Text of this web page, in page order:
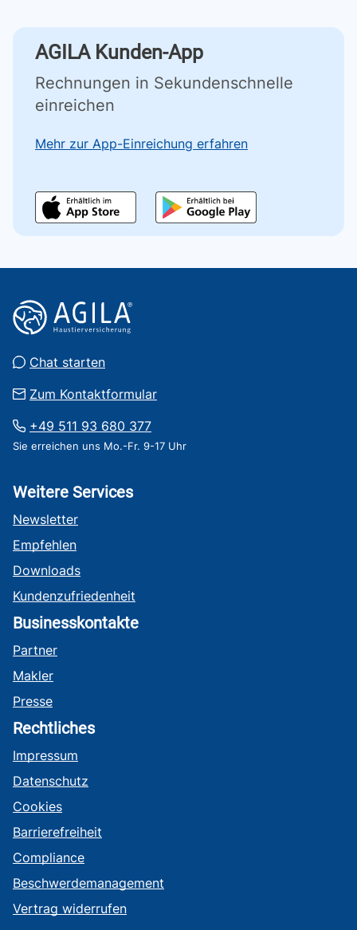
AGILA Kunden-App
Rechnungen in Sekundenschnelle
einreichen
Mehr zur App-Einreichung erfahren